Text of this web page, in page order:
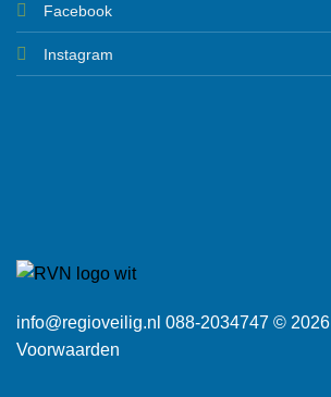
Facebook
Instagram
info@regioveilig.nl 088-2034747 © 2026
Voorwaarden